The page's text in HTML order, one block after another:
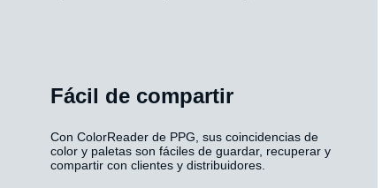
Fácil de compartir
Con ColorReader de PPG, sus coincidencias de
color y paletas son fáciles de guardar, recuperar y
compartir con clientes y distribuidores.